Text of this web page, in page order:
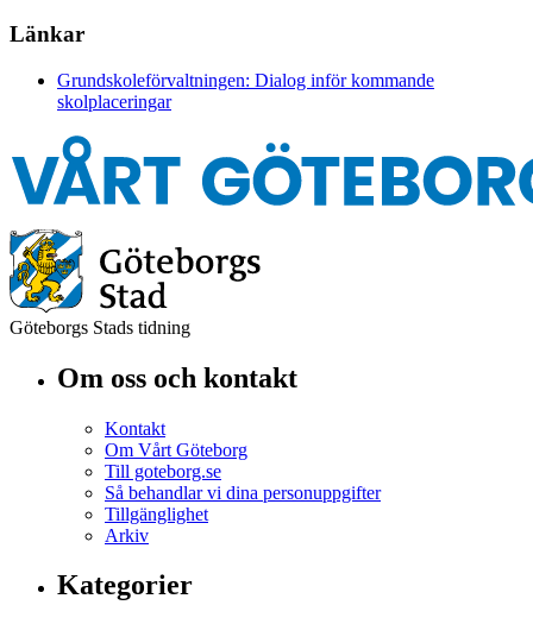
Länkar
Grundskoleförvaltningen: Dialog inför kommande
skolplaceringar
Göteborgs Stads tidning
Om oss och kontakt
Kontakt
Om Vårt Göteborg
Till goteborg.se
Så behandlar vi dina personuppgifter
Tillgänglighet
Arkiv
Kategorier